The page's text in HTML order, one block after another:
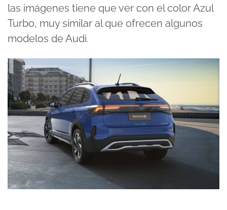
las imágenes tiene que ver con el color Azul
Turbo, muy similar al que ofrecen algunos
modelos de Audi.